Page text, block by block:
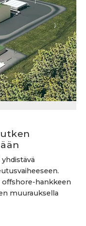
offshore-hankkeen
muurauksella